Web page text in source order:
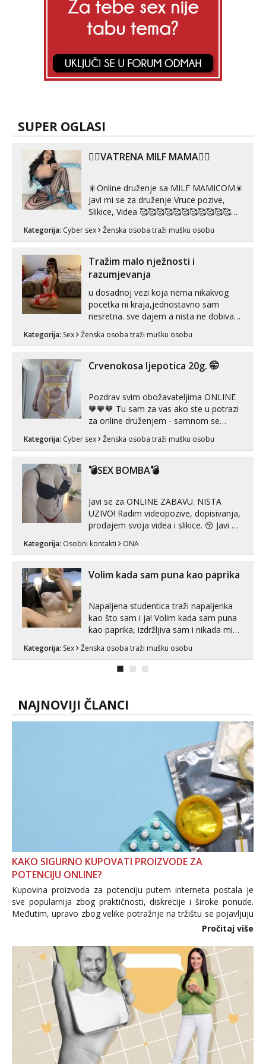
SUPER OGLASI
❤️‍🔥VATRENA MILF MAMA❤️‍🔥
🎇Online druženje sa MILF MAMICOM🎇
Javi mi se za druženje Vruce pozive,
Slikice, Videa 🥰🥰🥰🥰🥰🥰🥰🥰🥰🥰🥰🥰
🥰 Solo ili sa partnerom ili kolegicama
Javi mi se porukom WhatsApp ili
Telegram 👉@enafriedrichkis 🤬NE
RADIM SASTANKE I DRUZENJA UZIVO
Kategorija: Cyber sex Ženska osoba traži mušku osobu
Tražim malo nježnosti i
razumjevanja
u dosadnoj vezi koja nema nikakvog
pocetka ni kraja,jednostavno sam
nesretna. sve dajem a nista ne dobivam
zadovoljiti moje potrebe,ne trazim puno
volim njezan seks i njezne poljupce po
tijelu koji me jako pale,obozavam kad
Kategorija: Sex Ženska osoba traži mušku osobu
Crvenokosa ljepotica 20g. 🤭
Pozdrav svim obožavateljima ONLINE
🧡🧡🧡 Tu sam za vas ako ste u potrazi
za online druženjem - samnom se
možete zabaviti preko videopoziva, ili
ako vam nisam dovoljna radim i u paru i
😉 Radim i vruća tipkanja uz slike i hot
Kategorija: Cyber sex Ženska osoba traži mušku osobu
💣SEX BOMBA💣
Javi se za ONLINE ZABAVU. NISTA
UZIVO! Radim videopozive, dopisivanja,
prodajem svoja videa i slikice. 😚 Javi mi
Telegram. +385 91 723 0045
Kategorija: Osobni kontakti ONA
Volim kada sam puna kao paprika
Napaljena studentica traži napaljenka
kao što sam i ja! Volim kada sam puna
kao paprika, izdržljiva sam i nikada mi
puta dnevno bilo kad i bilo gdje zato se
javi što prije da me isprobaš Klikni na
Kategorija: Sex Ženska osoba traži mušku osobu
NAJNOVIJI ČLANCI
KAKO SIGURNO KUPOVATI PROIZVODE ZA
POTENCIJU ONLINE?
Kupovina proizvoda za potenciju putem interneta postala je
sve popularnija zbog praktičnosti, diskrecije i široke ponude.
Međutim, upravo zbog velike potražnje na tržištu se pojavljuju
i brojni krivotvoreni proizvodi, nepouzdane internetske
Pročitaj više